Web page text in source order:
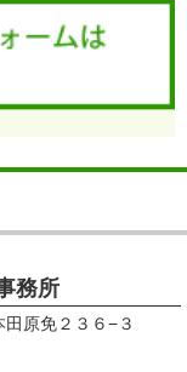
務所
原免２３６−３